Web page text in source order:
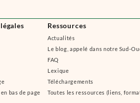
bas de page
Ressources
Actualités
Le blog, appelé dans notre Sud-
FAQ
Lexique
Téléchargements
Toutes les ressources (liens,